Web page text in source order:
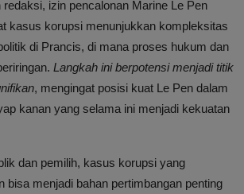
redaksi, izin pencalonan Marine Le Pen
kasus korupsi menunjukkan kompleksitas
di Prancis, di mana proses hukum dan
Langkah ini berpotensi menjadi titik
, mengingat posisi kuat Le Pen dalam
kanan yang selama ini menjadi kekuatan
dan pemilih, kasus korupsi yang
bisa menjadi bahan pertimbangan penting